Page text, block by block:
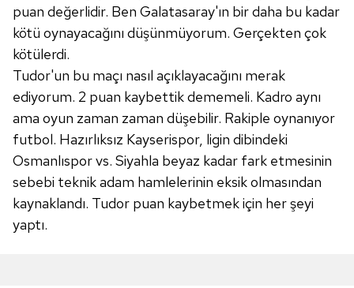
Sizlere daha iyi bir hizmet sunabilmek için İnternet
Sitemizde kendimize ve üçüncü kişilere ait çerezler
kullanılmaktadır. Bu çerezler vasıtasıyla çeşitli kişisel
verileriniz işlenmekte olup gerekli olan çerezler bilgi
toplumu hizmetlerinin sunulması amacıyla
kullanılmaktadır. Diğer çerezler, sitemizin daha işlevsel
kılınması ve kişiselleştirilmesi ve sizlere yönelik
reklam/pazarlama faaliyetlerinin yapılması, amaçlarıyla
sınırlı olarak açık rızanız dahilinde kullanılacaktır.
Çerezlere ilişkin tercihlerinizi aşağıda yer alan panel
vasıtasıyla belirleyebilirsiniz. Çerezlere ilişkin detaylı bilgi
puan değerlidir. Ben Galatasaray'ın bir daha bu kadar
kötü oynayacağını düşünmüyorum. Gerçekten çok
kötülerdi.
Tudor'un bu maçı nasıl açıklayacağını merak
ediyorum. 2 puan kaybettik dememeli. Kadro aynı
ama oyun zaman zaman düşebilir. Rakiple oynanıyor
futbol. Hazırlıksız Kayserispor, ligin dibindeki
Osmanlıspor vs. Siyahla beyaz kadar fark etmesinin
sebebi teknik adam hamlelerinin eksik olmasından
kaynaklandı. Tudor puan kaybetmek için her şeyi
yaptı.